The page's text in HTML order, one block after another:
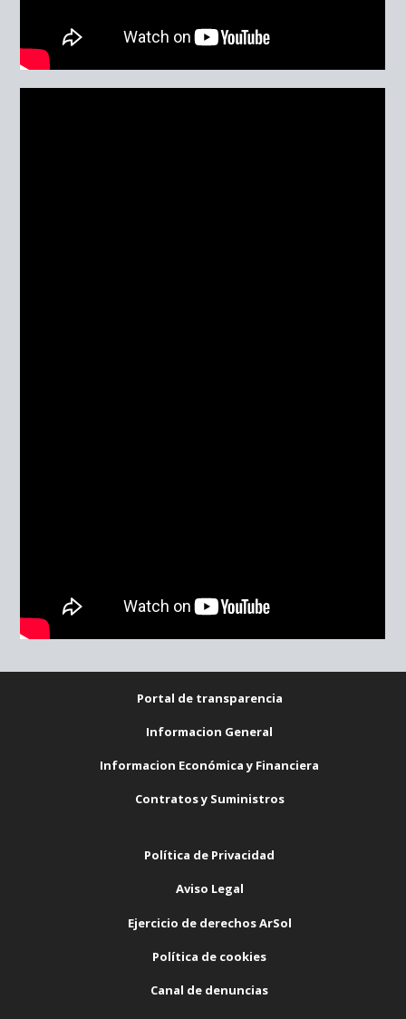
Portal de transparencia
Informacion General
Informacion Económica y Financiera
Contratos y Suministros
Política de Privacidad
Aviso Legal
Ejercicio de derechos ArSol
Política de cookies
Canal de denuncias